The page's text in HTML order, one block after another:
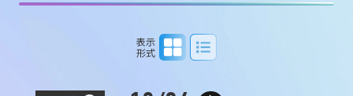
表示
形式
タイムテーブル表示